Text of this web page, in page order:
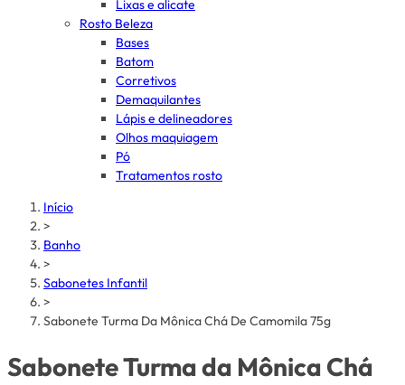
Lixas e alicate
Rosto Beleza
Bases
Batom
Corretivos
Demaquilantes
Lápis e delineadores
Olhos maquiagem
Pó
Tratamentos rosto
Início
>
Banho
>
Sabonetes Infantil
>
Sabonete Turma Da Mônica Chá De Camomila 75g
Sabonete Turma da Mônica Chá